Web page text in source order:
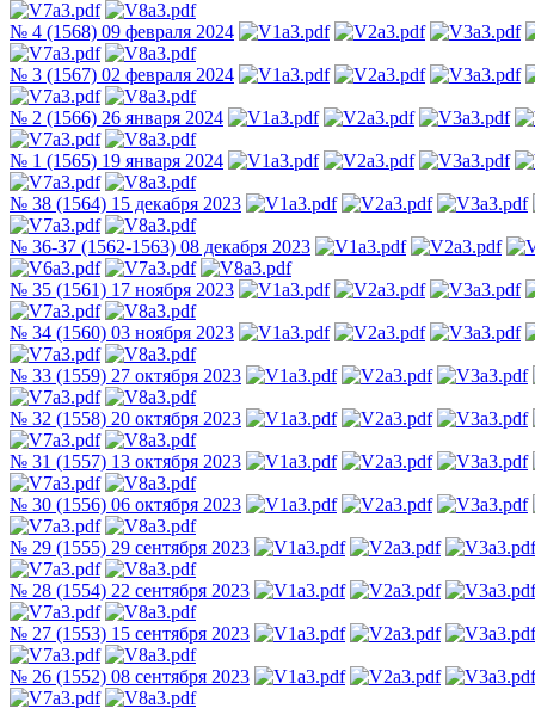
№ 4 (1568) 09 февраля 2024
№ 3 (1567) 02 февраля 2024
№ 2 (1566) 26 января 2024
№ 1 (1565) 19 января 2024
№ 38 (1564) 15 декабря 2023
№ 36-37 (1562-1563) 08 декабря 2023
№ 35 (1561) 17 ноября 2023
№ 34 (1560) 03 ноября 2023
№ 33 (1559) 27 октября 2023
№ 32 (1558) 20 октября 2023
№ 31 (1557) 13 октября 2023
№ 30 (1556) 06 октября 2023
№ 29 (1555) 29 сентября 2023
№ 28 (1554) 22 сентября 2023
№ 27 (1553) 15 сентября 2023
№ 26 (1552) 08 сентября 2023